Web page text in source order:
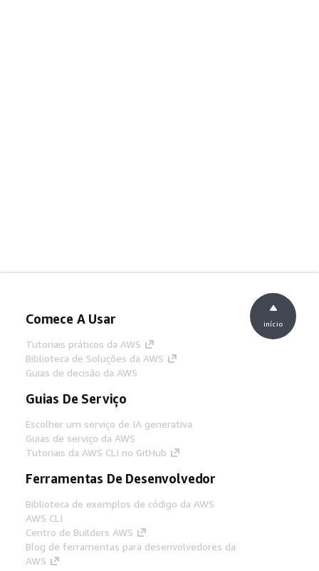
Comece A Usar
Tutoriais práticos da AWS
Biblioteca de Soluções da AWS
Guias de decisão da AWS
Guias De Serviço
Escolher um serviço de IA generativa
Guias de serviço da AWS
Tutoriais da AWS CLI no GitHub
Ferramentas De Desenvolvedor
Biblioteca de exemplos de código da AWS
AWS CLI
Centro de Builders AWS
Blog de ferramentas para desenvolvedores da
AWS
início